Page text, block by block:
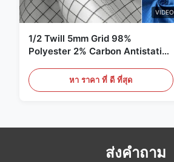
VIDEO
1/2 Twill 5mm Grid 98%
Polyester 2% Carbon Antistatic
หา ราคา ที่ ดี ที่สุด
ส่งคำถาม